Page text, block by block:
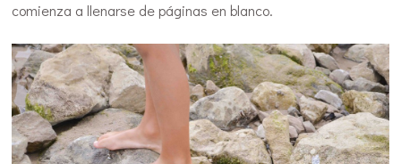
comienza a llenarse de páginas en blanco.